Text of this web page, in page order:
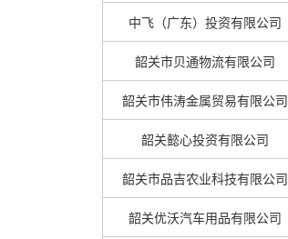
中飞（广东）投资有限公司
韶关市贝通物流有限公司
韶关市伟涛金属贸易有限公司
韶关懿心投资有限公司
韶关市品吉农业科技有限公司
韶关优沃汽车用品有限公司